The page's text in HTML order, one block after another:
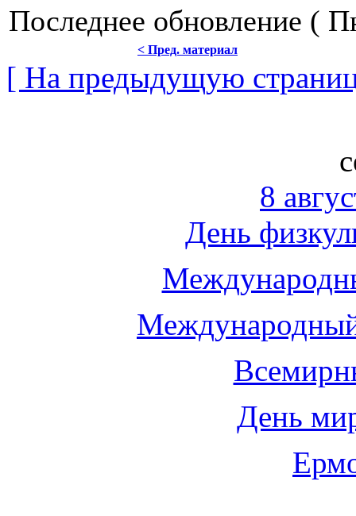
Последнее обновление (
< Пред. материал
[ На предыдущую
8
День
День